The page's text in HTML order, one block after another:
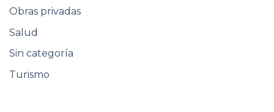
Obras privadas
Salud
Sin categoría
Turismo